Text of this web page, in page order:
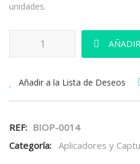
unidades.
Trampa Encolada Ratigen cantidad
Añadir a la Lista de Deseos
REF: BIOP-0014
Categoría: Aplicadores y